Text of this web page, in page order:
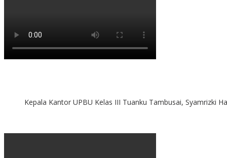
Kepala Kantor UPBU Kelas III Tuanku Tambusai, Syamrizki